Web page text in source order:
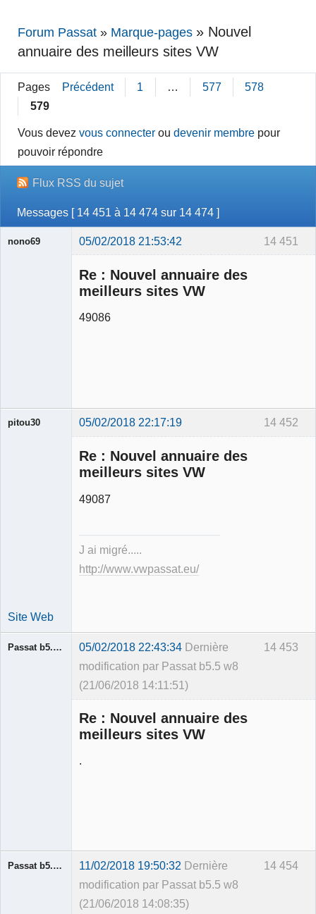
Forum Passat » Marque-pages » Nouvel
annuaire des meilleurs sites VW
Pages Précédent 1 … 577
578
579
Vous devezvous connecter oudevenir membre pour
pouvoir répondre
Flux RSS du sujet
Messages [ 14 451 à 14 474 sur 14 474 ]
14 451
nono69 05/02/2018 21:53:42
Re : Nouvel annuaire des
meilleurs sites VW
49086
14 452
pitou30 05/02/2018 22:17:19
Re : Nouvel annuaire des
meilleurs sites VW
49087
J ai migré.....
http://www.vwpassat.eu/
Site Web
14 453
Passat b5.5 w8 05/02/2018 22:43:34 Dernière
modification par Passat b5.5 w8
(21/06/2018 14:11:51)
Re : Nouvel annuaire des
meilleurs sites VW
.
14 454
Passat b5.5 w8 11/02/2018 19:50:32 Dernière
modification par Passat b5.5 w8
(21/06/2018 14:08:35)